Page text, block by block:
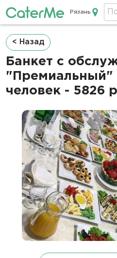
Рязань
Строка
навигации
< Назад
Банкет с
"Премиальный"
человек - 5826